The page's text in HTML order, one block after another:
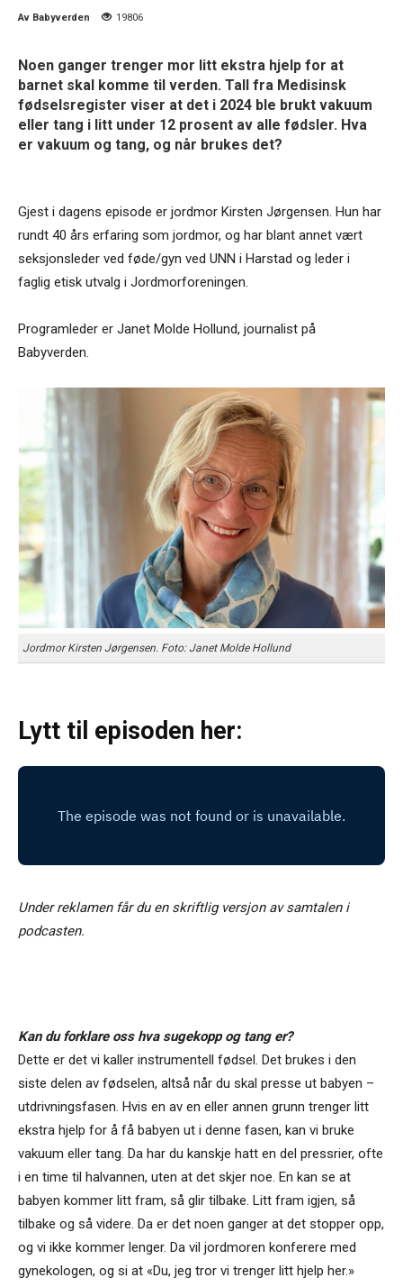
Av Babyverden 19806
Noen ganger trenger mor litt ekstra hjelp for at
barnet skal komme til verden. Tall fra Medisinsk
fødselsregister viser at det i 2024 ble brukt vakuum
eller tang i litt under 12 prosent av alle fødsler. Hva
er vakuum og tang, og når brukes det?
Gjest i dagens episode er jordmor Kirsten Jørgensen. Hun har
rundt 40 års erfaring som jordmor, og har blant annet vært
seksjonsleder ved føde/gyn ved UNN i Harstad og leder i
faglig etisk utvalg i Jordmorforeningen.
Programleder er Janet Molde Hollund, journalist på
Babyverden.
Jordmor Kirsten Jørgensen. Foto: Janet Molde Hollund
Lytt til episoden her:
Under reklamen får du en skriftlig versjon av samtalen i
podcasten.
Kan du forklare oss hva sugekopp og tang er?
Dette er det vi kaller instrumentell fødsel. Det brukes i den
siste delen av fødselen, altså når du skal presse ut babyen –
utdrivningsfasen. Hvis en av en eller annen grunn trenger litt
ekstra hjelp for å få babyen ut i denne fasen, kan vi bruke
vakuum eller tang. Da har du kanskje hatt en del pressrier, ofte
i en time til halvannen, uten at det skjer noe. En kan se at
babyen kommer litt fram, så glir tilbake. Litt fram igjen, så
tilbake og så videre. Da er det noen ganger at det stopper opp,
og vi ikke kommer lenger. Da vil jordmoren konferere med
gynekologen, og si at «Du, jeg tror vi trenger litt hjelp her.»